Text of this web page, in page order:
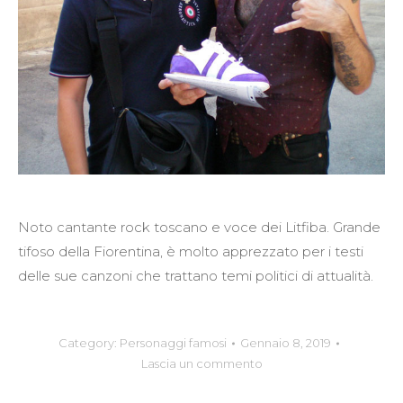
Noto cantante rock toscano e voce dei Litfiba. Grande
tifoso della Fiorentina, è molto apprezzato per i testi
delle sue canzoni che trattano temi politici di attualità.
Category: Personaggi famosi
Gennaio 8, 2019
Lascia un commento